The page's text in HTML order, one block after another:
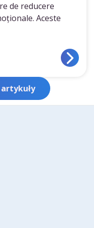
de reducere
Aceste